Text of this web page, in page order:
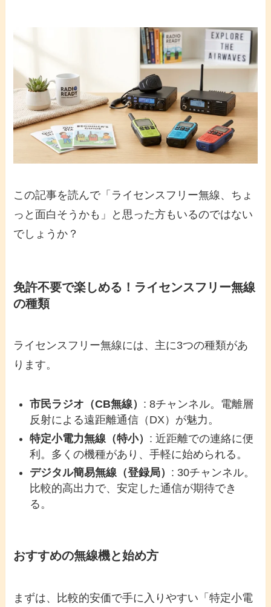
この記事を読んで「ライセンスフリー無線、ちょ
っと面白そうかも」と思った方もいるのではない
でしょうか？
免許不要で楽しめる！ライセンスフリー無線
の種類
ライセンスフリー無線には、主に3つの種類があ
ります。
市民ラジオ（CB無線） : 8チャンネル。電離層
反射による遠距離通信（DX）が魅力。
特定小電力無線（特小） : 近距離での連絡に便
利。多くの機種があり、手軽に始められる。
デジタル簡易無線（登録局） : 30チャンネル。
比較的高出力で、安定した通信が期待でき
る。
おすすめの無線機と始め方
まずは、比較的安価で手に入りやすい「特定小電